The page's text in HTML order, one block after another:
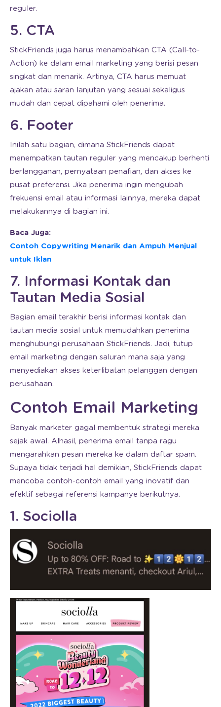
reguler.
5. CTA
StickFriends juga harus menambahkan CTA (Call-to-
Action) ke dalam email marketing yang berisi pesan
singkat dan menarik. Artinya, CTA harus memuat
ajakan atau saran lanjutan yang sesuai sekaligus
mudah dan cepat dipahami oleh penerima.
6. Footer
Inilah satu bagian, dimana StickFriends dapat
menempatkan tautan reguler yang mencakup berhenti
berlangganan, pernyataan penafian, dan akses ke
pusat preferensi. Jika penerima ingin mengubah
frekuensi email atau informasi lainnya, mereka dapat
melakukannya di bagian ini.
Baca Juga:
Contoh Copywriting Menarik dan Ampuh Menjual
untuk Iklan
7. Informasi Kontak dan
Tautan Media Sosial
Bagian email terakhir berisi informasi kontak dan
tautan media sosial untuk memudahkan penerima
menghubungi perusahaan StickFriends. Jadi, tutup
email marketing dengan saluran mana saja yang
menyediakan akses keterlibatan pelanggan dengan
perusahaan.
Contoh Email Marketing
Banyak marketer gagal membentuk strategi mereka
sejak awal. Alhasil, penerima email tanpa ragu
mengarahkan pesan mereka ke dalam daftar spam.
Supaya tidak terjadi hal demikian, StickFriends dapat
mencoba contoh-contoh email yang inovatif dan
efektif sebagai referensi kampanye berikutnya.
1. Sociolla